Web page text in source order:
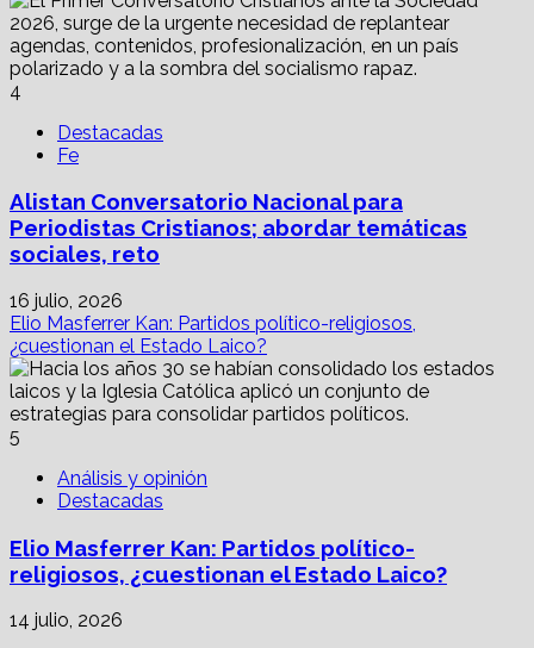
4
Destacadas
Fe
Alistan Conversatorio Nacional para
Periodistas Cristianos; abordar temáticas
sociales, reto
16 julio, 2026
Elio Masferrer Kan: Partidos político-religiosos,
¿cuestionan el Estado Laico?
5
Análisis y opinión
Destacadas
Elio Masferrer Kan: Partidos político-
religiosos, ¿cuestionan el Estado Laico?
14 julio, 2026